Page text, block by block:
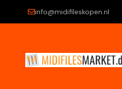
info@midifileskopen.nl